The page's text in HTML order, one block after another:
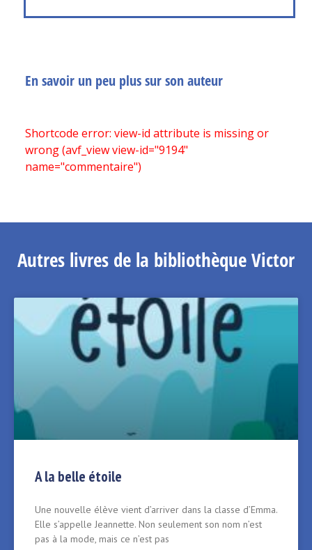
En savoir un peu plus sur son auteur
Shortcode error: view-id attribute is missing or
wrong (avf_view view-id="9194"
name="commentaire")
Autres livres de la bibliothèque Victor
A la belle étoile
Une nouvelle élève vient d’arriver dans la classe d’Emma.
Elle s’appelle Jeannette. Non seulement son nom n’est
pas à la mode, mais ce n’est pas